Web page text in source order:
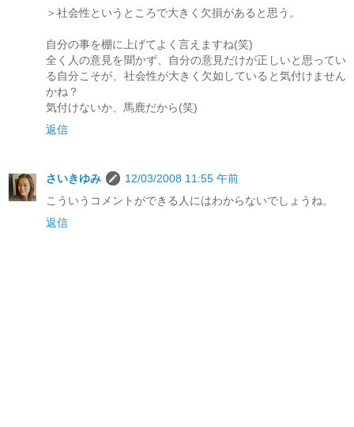
＞社会性というところで大きく欠損があると思う。
自分の事を棚に上げてよく言えますね(笑)
全く人の意見を聞かず、自分の意見だけが正しいと思ってい
る自分こそが、社会性が大きく欠如していると気付けません
かね？
気付けないか、馬鹿だから(笑)
返信
さいきゆみ
12/03/2008 11:55 午前
こういうコメントができる人にはわからないでしょうね。
返信